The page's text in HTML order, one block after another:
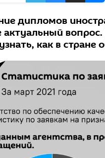
дипломов
актуальный
как в стране